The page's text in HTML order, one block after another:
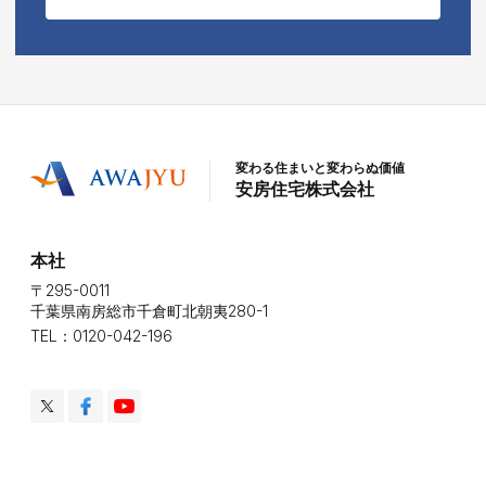
変わる住まいと変わらぬ価値
安房住宅株式会社
本社
〒295-0011
千葉県南房総市千倉町北朝夷280-1
TEL：0120-042-196